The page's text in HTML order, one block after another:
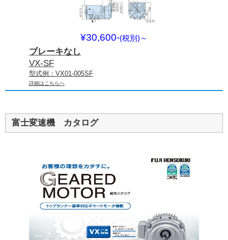
¥30,600-(税別) ～
ブレーキなし
VX-SF
型式例：VX01-005SF
詳細はこちらへ
富士変速機 カタログ